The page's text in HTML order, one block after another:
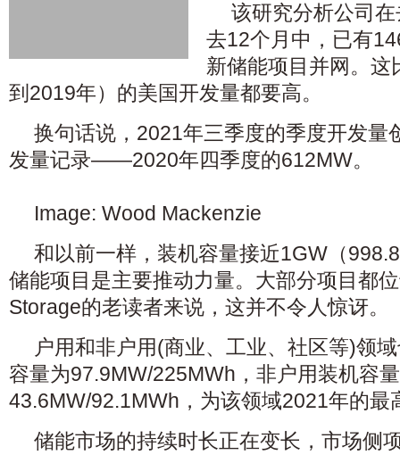
该研究分析公司
去12个月中，已有
新储能项目并网。
到2019年）的美国开发量都要高。
换句话说，2021年三季度的季度开发量
发量记录——2020年四季度的612MW。
Image: Wood Mackenzie
和以前一样，装机容量接近1GW（
储能项目是主要推动力量。大部分项目都
Storage的老读者来说，这并不令人惊讶。
户用和非户用(商业、工业、社区等)领
容量为97.9MW/225MWh，非户用装机容
43.6MW/92.1MWh，为该领域2021年的最
储能市场的持续时长正在变长，市场侧